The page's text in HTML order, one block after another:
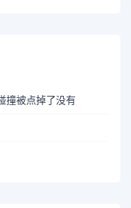
撞被点掉了没有